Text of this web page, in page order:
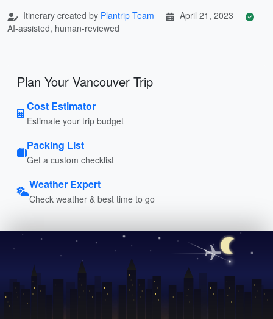
Itinerary created by Plantrip Team
April 21, 2023
AI-assisted, human-reviewed
Plan Your Vancouver Trip
Cost Estimator
Estimate your trip budget
Packing List
Get a custom checklist
Weather Expert
Check weather & best time to go